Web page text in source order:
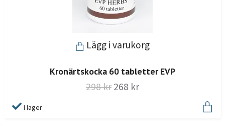
Lägg i varukorg
Kronärtskocka 60 tabletter EVP
298 kr 268 kr
I lager